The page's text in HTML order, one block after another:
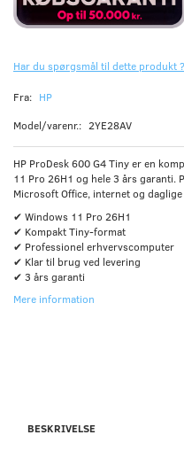
Har du spørgsmål til dette produkt ?
Fra: HP
Model/varenr.: 2YE28AV
HP ProDesk 600 G4 Tiny er en
11 Pro 26H1 og hele 3 års garanti.
Microsoft Office, internet og
✔ Windows 11 Pro 26H1
✔ Kompakt Tiny-format
✔ Professionel erhvervscomputer
✔ Klar til brug ved levering
✔ 3 års garanti
Mere information
BESKRIVELSE